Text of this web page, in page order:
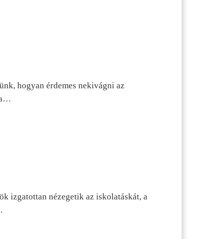
hogyan érdemes nekivágni az
izgatottan nézegetik az iskolatáskát, a